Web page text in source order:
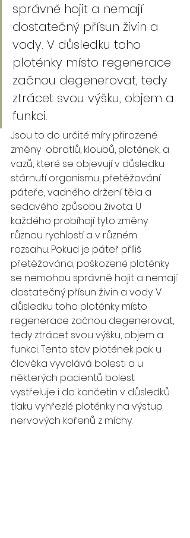
správně hojit a nemají
dostatečný přísun živin a
vody. V důsledku toho
ploténky místo regenerace
začnou degenerovat, tedy
ztrácet svou výšku, objem a
funkci.
Jsou to do určité míry přirozené
změny  obratlů, kloubů, plotének, a
vazů, které se objevují v důsledku
stárnutí organismu, přetěžování
páteře, vadného držení těla a
sedavého způsobu života. U
každého probíhají tyto změny
různou rychlostí a v různém
rozsahu. Pokud je páteř příliš
přetěžována, poškozené ploténky
se nemohou správně hojit a nemají
dostatečný přísun živin a vody. V
důsledku toho ploténky místo
regenerace začnou degenerovat,
tedy ztrácet svou výšku, objem a
funkci. Tento stav plotének pak u
člověka vyvolává bolesti a u
některých pacientů bolest
vystřeluje i do končetin v důsledků
tlaku vyhřezlé ploténky na výstup
nervových kořenů z míchy.